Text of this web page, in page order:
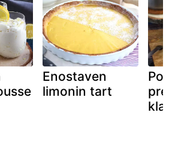
Enostaven
limonin tart